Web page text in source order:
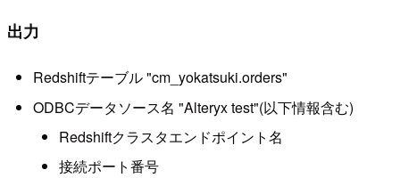
出力
Redshiftテーブル "cm_yokatsuki.orders"
ODBCデータソース名 "Alteryx test"(以下情報含む)
Redshiftクラスタエンドポイント名
接続ポート番号